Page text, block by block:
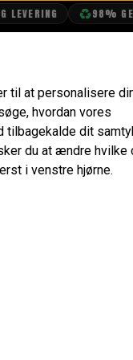
98%
BIL
og har
til at personalisere
hvordan vores
tilbagekalde dit
du at ændre hvilke
i venstre hjørne.